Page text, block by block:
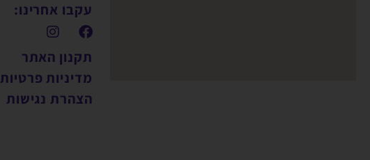
עקבו אחרינו:
תקנון האתר
מדיניות פרטיות
הצהרת נגישות